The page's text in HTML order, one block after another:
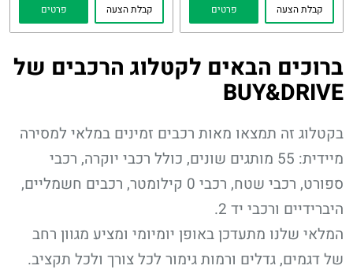
קבלת הצעה פרטים קבלת הצעה פרטים
ברוכים הבאים לקטלוג הרכבים של
BUY&DRIVE
בקטלוג זה תמצאו מאות רכבים זמינים במלאי למסירה
מיידית: 55 מותגים שונים, כולל רכבי יוקרה, רכבי
ספורט, רכבי שטח, רכבי 0 קילומטר, רכבים חשמליים,
היברידיים ורכבי יד 2.
המלאי שלנו מתעדכן באופן יומיומי ומציע מגוון רחב
של דגמים, גדלים ורמות גימור לכל צורך ולכל תקציב.